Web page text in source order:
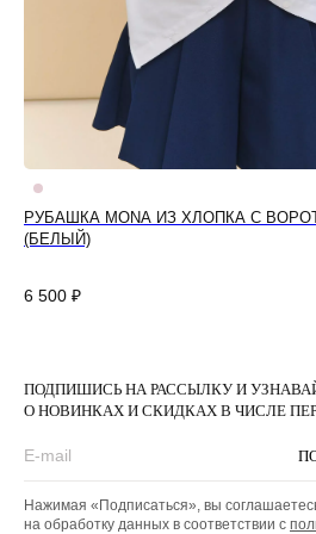
РУБАШКА MONA ИЗ ХЛОПКА С
(БЕЛЫЙ)
6 500 ₽
ПОДПИШИСЬ НА РАССЫЛКУ И
О НОВИНКАХ И СКИДКАХ В ЧИСЛЕ
Нажимая «Подписаться», вы
на обработку данных в соответствии с